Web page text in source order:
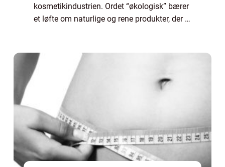
kosmetikindustrien. Ordet “økologisk” bærer
et løfte om naturlige og rene produkter, der er